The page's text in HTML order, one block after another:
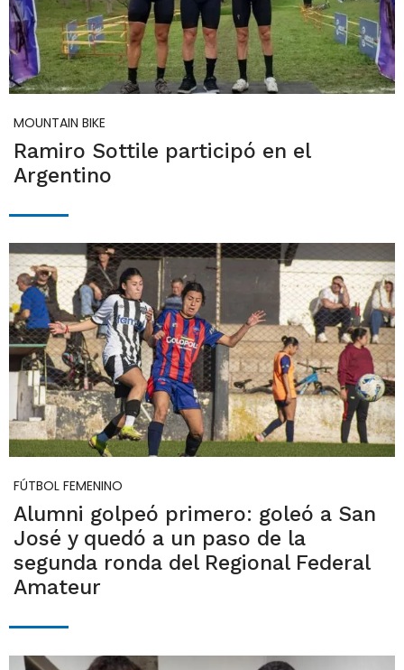
MOUNTAIN BIKE
Ramiro Sottile participó en el
Argentino
FÚTBOL FEMENINO
Alumni golpeó primero: goleó a San
José y quedó a un paso de la
segunda ronda del Regional Federal
Amateur